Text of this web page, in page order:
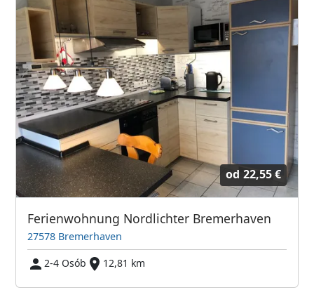
od 22,55 €
Ferienwohnung Nordlichter Bremerhaven
27578 Bremerhaven
2-4 Osób
12,81 km